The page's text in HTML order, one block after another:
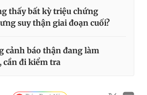
thấy bất kỳ triệu chứng
suy thận giai đoạn cuối?
cảnh báo thận đang làm
cần đi kiểm tra